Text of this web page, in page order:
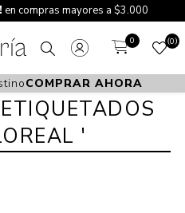
en compras mayores a $3.000
0 0
COMPRAR AHORA
'